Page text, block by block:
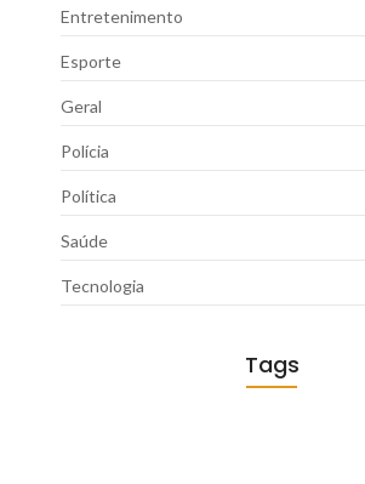
Entretenimento
Esporte
Geral
Polícia
Política
Saúde
Tecnologia
Tags